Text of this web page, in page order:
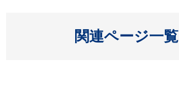
関連ページ一覧
開く